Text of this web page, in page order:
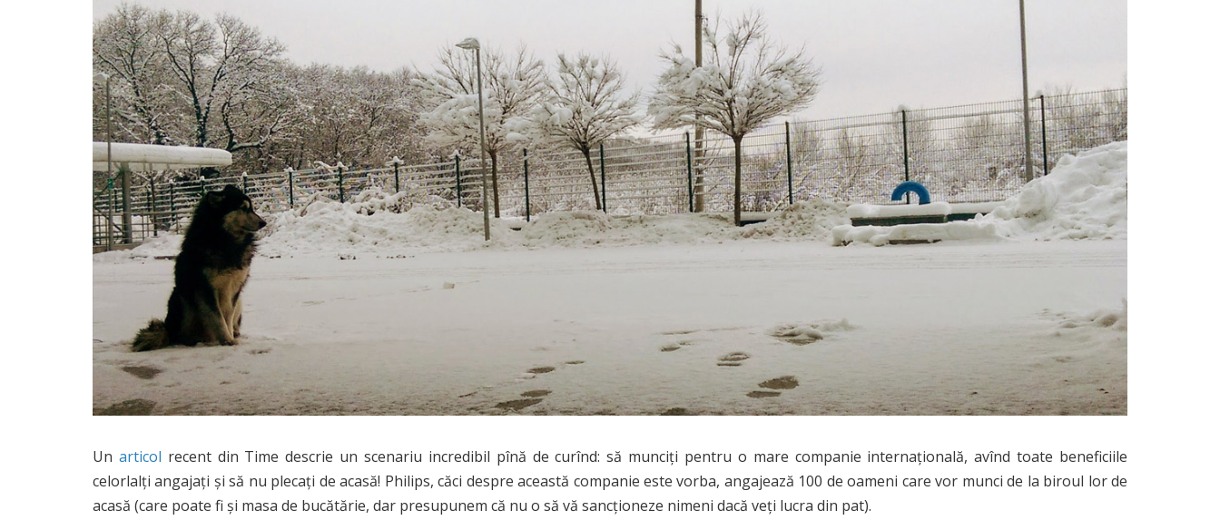
Un articol recent din Time descrie un scenariu incredibil pînă de curînd: să munciți pentru o mare companie internațională, avînd toate beneficiile
celorlalți angajați și să nu plecați de acasă! Philips, căci despre această companie este vorba, angajează 100 de oameni care vor munci de la biroul lor de
acasă (care poate fi și masa de bucătărie, dar presupunem că nu o să vă sancționeze nimeni dacă veți lucra din pat).